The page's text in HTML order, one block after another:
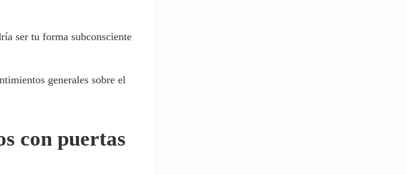
ser tu forma subconsciente
generales sobre el
con puertas